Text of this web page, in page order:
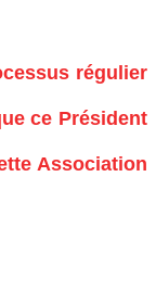
régulier
ce Président
Association